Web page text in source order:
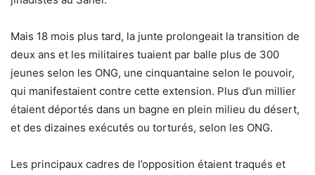
Mais 18 mois plus tard, la junte prolongeait la transition de
deux ans et les militaires tuaient par balle plus de 300
jeunes selon les ONG, une cinquantaine selon le pouvoir,
qui manifestaient contre cette extension. Plus d’un millier
étaient déportés dans un bagne en plein milieu du désert,
et des dizaines exécutés ou torturés, selon les ONG.
Les principaux cadres de l’opposition étaient traqués et